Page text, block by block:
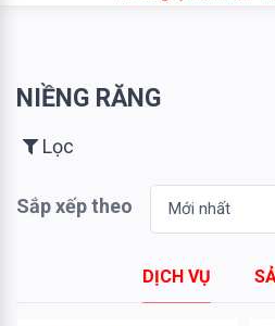
NIỀNG RĂNG
Lọc
Sắp xếp theo
DỊCH VỤ
Tìm kiếm